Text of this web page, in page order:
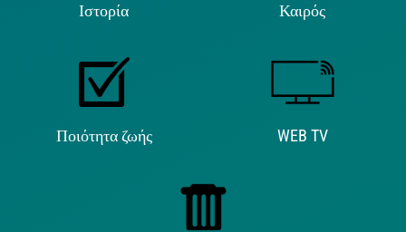
Ιστορία Καιρός
Ποιότητα ζωής WEB TV